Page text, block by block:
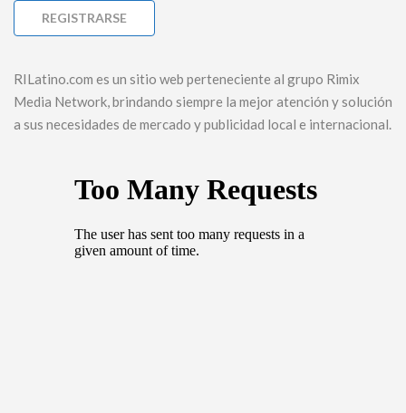
RILatino.com es un sitio web perteneciente al grupo Rimix
Media Network, brindando siempre la mejor atención y solución
a sus necesidades de mercado y publicidad local e internacional.